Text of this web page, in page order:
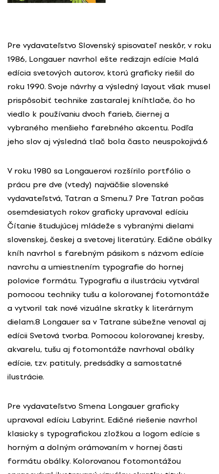
Pre vydavateľstvo Slovenský spisovateľ neskôr, v roku
1986, Longauer navrhol ešte redizajn edície Malá
edícia svetových autorov, ktorú graficky riešil do
roku 1990. Svoje návrhy a výsledný layout však musel
prispôsobiť technike zastaralej kníhtlače, čo ho
viedlo k používaniu dvoch farieb, čiernej a
vybraného menšieho farebného akcentu. Podľa
jeho slov aj výsledná tlač bola často neuspokojivá.6
V roku 1980 sa Longauerovi rozšírilo portfólio o
prácu pre dve (vtedy) najväčšie slovenské
vydavateľstvá, Tatran a Smenu.7 Pre Tatran počas
osemdesiatych rokov graficky upravoval edíciu
Čítanie študujúcej mládeže s vybranými dielami
slovenskej, českej a svetovej literatúry. Edične obálky
kníh navrhol s farebným pásikom s názvom edície
navrchu a umiestnením typografie do hornej
polovice formátu. Typografiu a ilustráciu vytváral
pomocou techniky tušu a kolorovanej fotomontáže
a vytvoril tak nové vizuálne skratky k literárnym
dielam.8 Longauer sa v Tatrane súbežne venoval aj
edícii Svetová tvorba. Pomocou kolorovanej kresby,
akvarelu, tušu aj fotomontáže navrhoval obálky
edície, tzv. patituly, predsádky a samostatné
ilustrácie.
Pre vydavateľstvo Smena Longauer graficky
upravoval edíciu Labyrint. Edičné riešenie navrhol
klasicky s typografickou zložkou a logom edície s
horným a dolným orámovaním v hornej časti
formátu obálky. Kolorovanou fotomontážou